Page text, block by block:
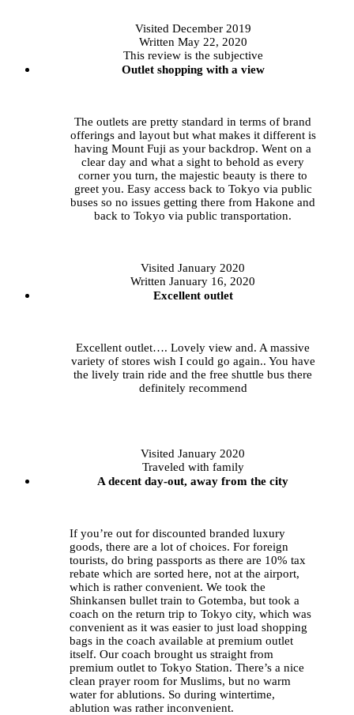
Visited December 2019
Written May 22, 2020
This review is the subjective
Outlet shopping with a view
The outlets are pretty standard in terms of brand
offerings and layout but what makes it different is
having Mount Fuji as your backdrop. Went on a
clear day and what a sight to behold as every
corner you turn, the majestic beauty is there to
greet you. Easy access back to Tokyo via public
buses so no issues getting there from Hakone and
back to Tokyo via public transportation.
Visited January 2020
Written January 16, 2020
Excellent outlet
Excellent outlet…. Lovely view and. A massive
variety of stores wish I could go again.. You have
the lively train ride and the free shuttle bus there
definitely recommend
Visited January 2020
Traveled with family
A decent day-out, away from the city
If you’re out for discounted branded luxury
goods, there are a lot of choices. For foreign
tourists, do bring passports as there are 10% tax
rebate which are sorted here, not at the airport,
which is rather convenient. We took the
Shinkansen bullet train to Gotemba, but took a
coach on the return trip to Tokyo city, which was
convenient as it was easier to just load shopping
bags in the coach available at premium outlet
itself. Our coach brought us straight from
premium outlet to Tokyo Station. There’s a nice
clean prayer room for Muslims, but no warm
water for ablutions. So during wintertime,
ablution was rather inconvenient.